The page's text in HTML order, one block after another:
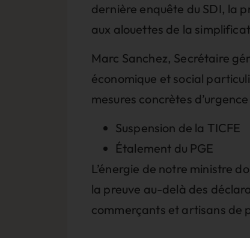
dernière enquête du SDI, la
aux alouettes de la
Marc Sanchez, Secrétaire
économique et social
mesures concrètes
Suspension de la TICFE
Étalement du PGE
L’énergie de notre ministre
la preuve au-delà des
commerçants et artisans de